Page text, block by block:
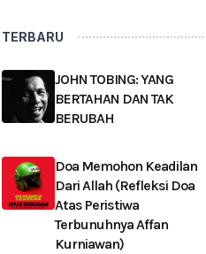
TERBARU
JOHN TOBING: YANG
BERTAHAN DAN TAK
BERUBAH
Doa Memohon Keadilan
Dari Allah (Refleksi Doa
Atas Peristiwa
Terbunuhnya Affan
Kurniawan)